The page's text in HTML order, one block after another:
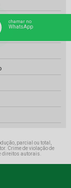
parcial ou total,
Crime de violação de
direitos autorais
chamar no
WhatsApp